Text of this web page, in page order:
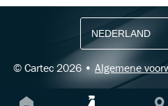
© Cartec 2026 • Algemene
Ontvang
aanbiedingen en